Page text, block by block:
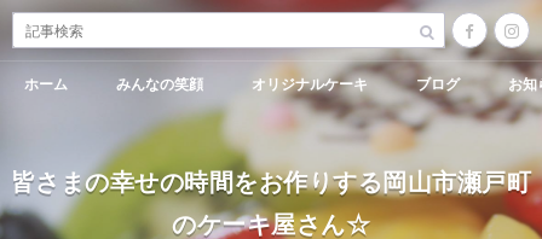
ホーム みんなの笑顔 オリジナルケーキ ブログ お知
皆さまの幸せの時間をお作りする岡山市瀬戸町
のケーキ屋さん☆